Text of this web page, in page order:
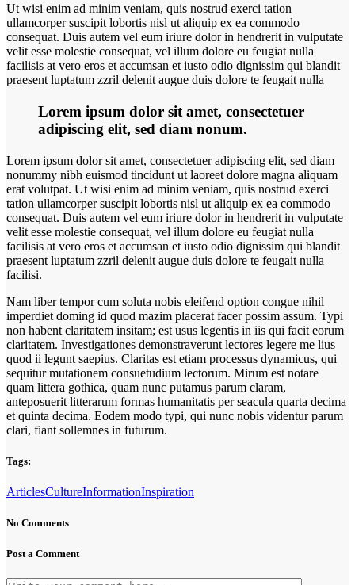
Ut wisi enim ad minim veniam, quis nostrud exerci tation
ullamcorper suscipit lobortis nisl ut aliquip ex ea commodo
consequat. Duis autem vel eum iriure dolor in hendrerit in vulputate
velit esse molestie consequat, vel illum dolore eu feugiat nulla
facilisis at vero eros et accumsan et iusto odio dignissim qui blandit
praesent luptatum zzril delenit augue duis dolore te feugait nulla
Lorem ipsum dolor sit amet, consectetuer
adipiscing elit, sed diam nonum.
Lorem ipsum dolor sit amet, consectetuer adipiscing elit, sed diam
nonummy nibh euismod tincidunt ut laoreet dolore magna aliquam
erat volutpat. Ut wisi enim ad minim veniam, quis nostrud exerci
tation ullamcorper suscipit lobortis nisl ut aliquip ex ea commodo
consequat. Duis autem vel eum iriure dolor in hendrerit in vulputate
velit esse molestie consequat, vel illum dolore eu feugiat nulla
facilisis at vero eros et accumsan et iusto odio dignissim qui blandit
praesent luptatum zzril delenit augue duis dolore te feugait nulla
facilisi.
Nam liber tempor cum soluta nobis eleifend option congue nihil
imperdiet doming id quod mazim placerat facer possim assum. Typi
non habent claritatem insitam; est usus legentis in iis qui facit eorum
claritatem. Investigationes demonstraverunt lectores legere me lius
quod ii legunt saepius. Claritas est etiam processus dynamicus, qui
sequitur mutationem consuetudium lectorum. Mirum est notare
quam littera gothica, quam nunc putamus parum claram,
anteposuerit litterarum formas humanitatis per seacula quarta decima
et quinta decima. Eodem modo typi, qui nunc nobis videntur parum
clari, fiant sollemnes in futurum.
Tags:
ArticlesCultureInformationInspiration
No Comments
Post a Comment